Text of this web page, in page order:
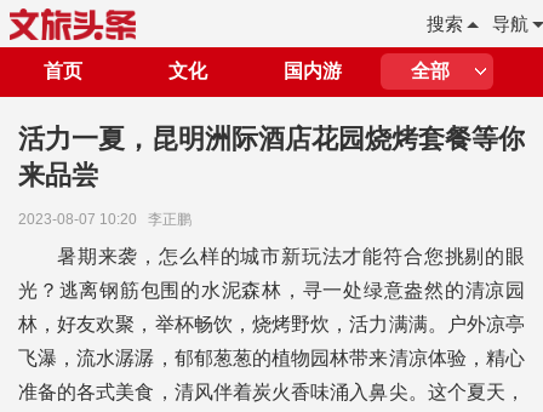
导航
搜索
首页 文化 国内游 全部
活力一夏，昆明洲际酒店花园烧烤套餐等你
来品尝
2023-08-07 10:20 李正鹏
暑期来袭，怎么样的城市新玩法才能符合您挑剔的眼
光？逃离钢筋包围的水泥森林，寻一处绿意盎然的清凉园
林，好友欢聚，举杯畅饮，烧烤野炊，活力满满。户外凉亭
飞瀑，流水潺潺，郁郁葱葱的植物园林带来清凉体验，精心
准备的各式美食，清风伴着炭火香味涌入鼻尖。这个夏天，